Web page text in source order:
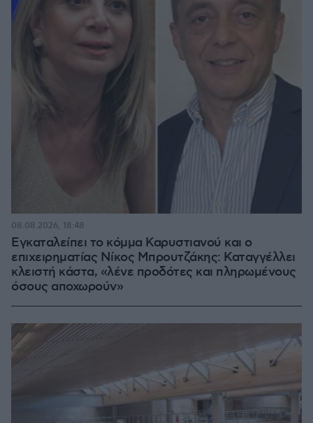
Εγκαταλείπει το κόμμα Καρυστιανού και ο
επιχειρηματίας Νίκος Μπρουτζάκης: Καταγγέλλει
κλειστή κάστα, «λένε προδότες και πληρωμένους
όσους αποχωρούν»
08.08.2026, 18:48